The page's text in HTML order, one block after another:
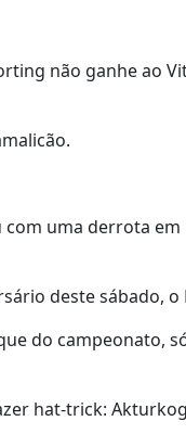
não ganhe ao
com uma derrota em
deste sábado, o
do campeonato,
hat-trick: